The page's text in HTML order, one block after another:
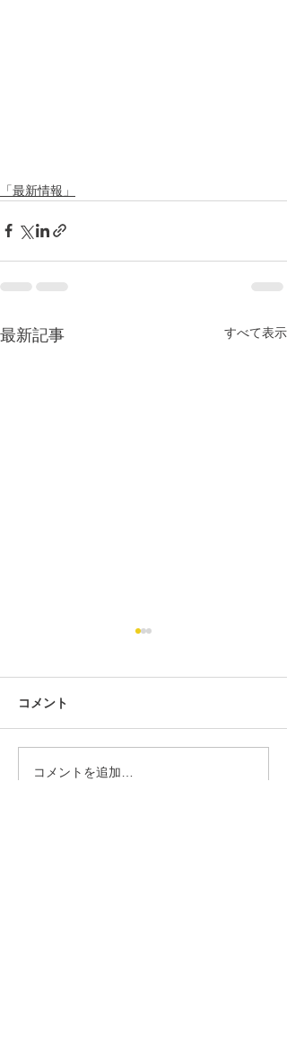
「最新情報」
最新記事 すべて表示
速報！開邦中3年 永田義
コメント
コメントを追加…